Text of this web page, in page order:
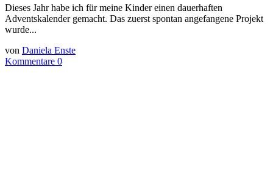
Dieses Jahr habe ich für meine Kinder einen dauerhaften
Adventskalender gemacht. Das zuerst spontan angefangene Projekt
wurde...
von Daniela Enste
Kommentare 0